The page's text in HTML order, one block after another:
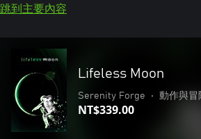
跳到主要內容
Lifeless Moon
Serenity Forge • 動作與冒
NT$339.00